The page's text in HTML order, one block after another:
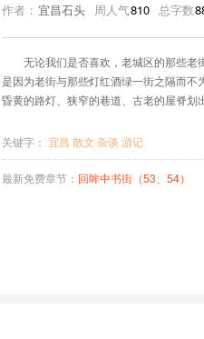
作者： 宜昌石头 周人气810 总字数
无论我们是否喜欢，老城区的那些
是因为老街与那些灯红酒绿一街之隔而
昏黄的路灯、狭窄的巷道、古老的屋脊
关键字： 宜昌 散文 杂谈 游记
最新免费章节： 回眸中书街（53、54）